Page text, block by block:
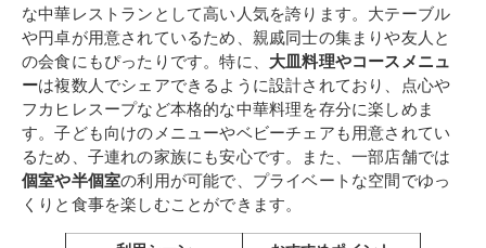
な中華レストランとして高い人気を誇ります。大テーブル
や円卓が用意されているため、親戚同士の集まりや友人と
の会食にもぴったりです。特に、 大皿料理やコースメニュ
ーは複数人でシェアできるように設計されており、点心や
フカヒレスープなど本格的な中華料理を存分に楽しめま
す。子ども向けのメニューやベビーチェアも用意されてい
るため、子連れの家族にも安心です。また、一部店舗では
個室や半個室の利用が可能で、プライベートな空間でゆっ
くりと食事を楽しむことができます。